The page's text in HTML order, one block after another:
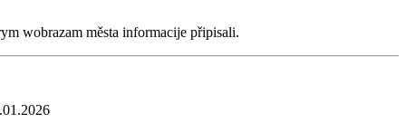
wobrazam města informacije připisali.